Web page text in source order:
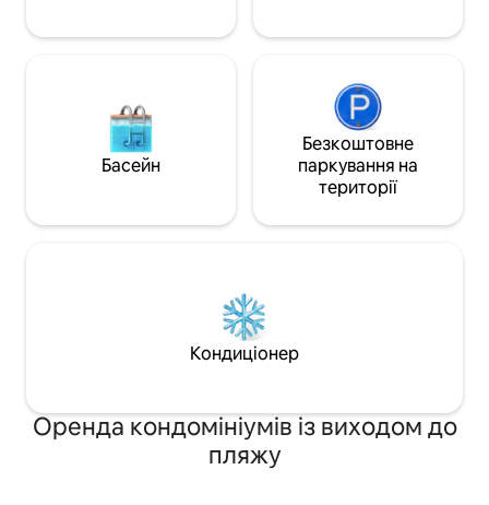
та басейну з
Басейн
Безкоштовне
паркування на
території
Кондиціонер
Оренда кондомініумів із виходом до
пляжу